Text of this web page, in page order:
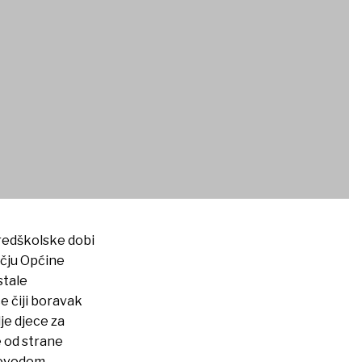
DJECE
dobi
Općine
čiji boravak
djece za
od strane